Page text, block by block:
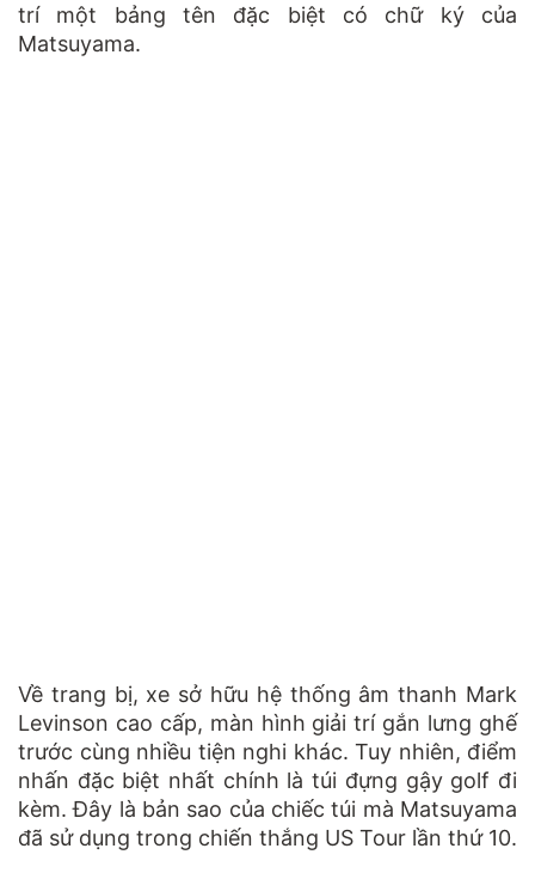
trí một bảng tên đặc biệt có chữ ký của
Matsuyama.
Về trang bị, xe sở hữu hệ thống âm thanh Mark
Levinson cao cấp, màn hình giải trí gắn lưng ghế
trước cùng nhiều tiện nghi khác. Tuy nhiên, điểm
nhấn đặc biệt nhất chính là túi đựng gậy golf đi
kèm. Đây là bản sao của chiếc túi mà Matsuyama
đã sử dụng trong chiến thắng US Tour lần thứ 10.